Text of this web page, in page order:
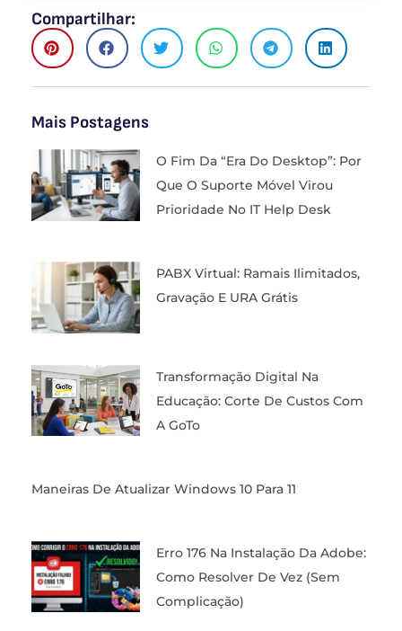
Compartilhar:
Mais Postagens
O Fim Da “Era Do Desktop”: Por
Que O Suporte Móvel Virou
Prioridade No IT Help Desk
PABX Virtual: Ramais Ilimitados,
Gravação E URA Grátis
Transformação Digital Na
Educação: Corte De Custos Com
A GoTo
Maneiras De Atualizar Windows 10 Para 11
Erro 176 Na Instalação Da Adobe:
Como Resolver De Vez (Sem
Complicação)